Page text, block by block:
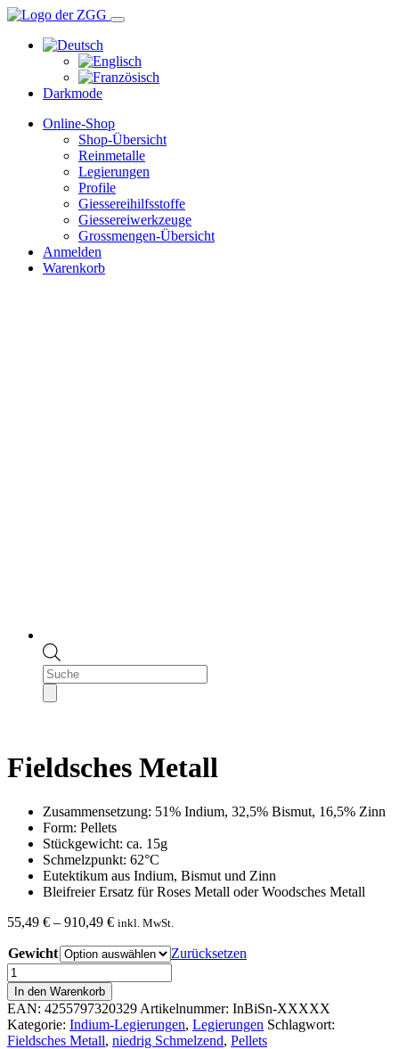
Darkmode
Online-Shop
Shop-Übersicht
Reinmetalle
Legierungen
Profile
Giessereihilfsstoffe
Giessereiwerkzeuge
Grossmengen-Übersicht
Anmelden
Warenkorb
Products
search
Fieldsches Metall
Zusammensetzung: 51% Indium, 32,5% Bismut, 16,5% Zinn
Form: Pellets
Stückgewicht: ca. 15g
Schmelzpunkt: 62°C
Eutektikum aus Indium, Bismut und Zinn
Bleifreier Ersatz für Roses Metall oder Woodsches Metall
55,49 € – 910,49 €Preisspanne:
bis
910,49 €
inkl. MwSt.
Gewicht
Zurücksetzen
Fieldsches
Metall
Menge
In den Warenkorb
EAN: 4255797320329 Artikelnummer: InBiSn-XXXXX
Kategorie: Indium-Legierungen, Legierungen Schlagwort:
Fieldsches Metall, niedrig Schmelzend, Pellets